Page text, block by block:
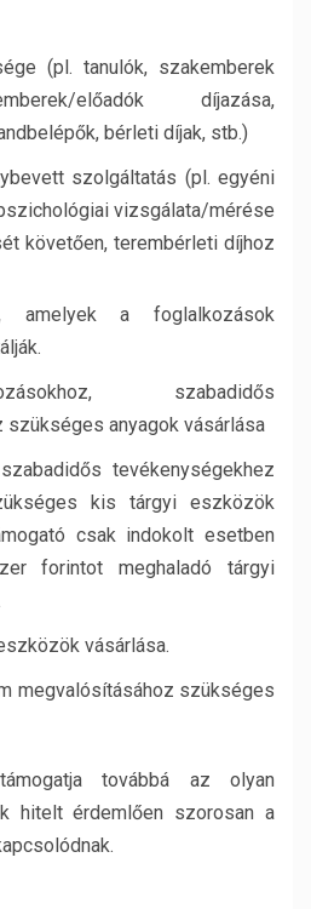
(pl. tanulók, szakemberek
előadók díjazása,
bérleti díjak, stb.)
szolgáltatás (pl. egyéni
vizsgálata/mérése
követően, terembérleti díjhoz
amelyek a foglalkozások
szabadidős
anyagok vásárlása
tevékenységekhez
kis tárgyi eszközök
csak indokolt esetben
forintot meghaladó tárgyi
vásárlása.
megvalósításához szükséges
továbbá az olyan
hitelt érdemlően szorosan a